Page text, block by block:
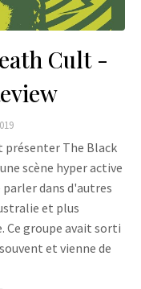
Cult -
présenter The Black
scène hyper active
parler dans d'autres
et plus
Ce groupe avait sorti
et vienne de